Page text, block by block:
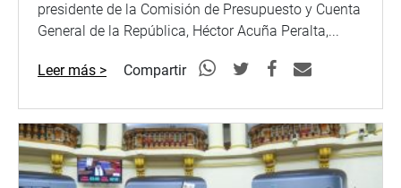
presidente de la Comisión de Presupuesto y Cuenta
General de la República, Héctor Acuña Peralta,...
Leer más > Compartir